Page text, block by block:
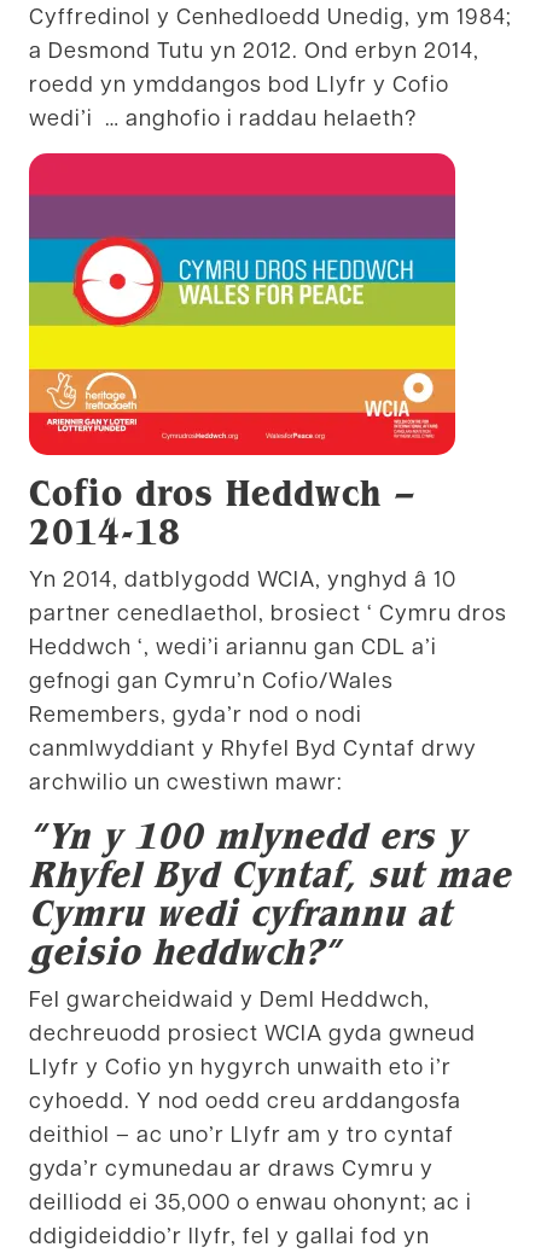
Cyffredinol y Cenhedloedd Unedig, ym 1984;
a Desmond Tutu yn 2012. Ond erbyn 2014,
roedd yn ymddangos bod Llyfr y Cofio
wedi’i … anghofio i raddau helaeth?
Cofio dros Heddwch –
2014-18
Yn 2014, datblygodd WCIA, ynghyd â 10
partner cenedlaethol, brosiect ‘ Cymru dros
Heddwch ‘, wedi’i ariannu gan CDL a’i
gefnogi gan Cymru’n Cofio/Wales
Remembers, gyda’r nod o nodi
canmlwyddiant y Rhyfel Byd Cyntaf drwy
archwilio un cwestiwn mawr:
“Yn y 100 mlynedd ers y
Rhyfel Byd Cyntaf, sut mae
Cymru wedi cyfrannu at
geisio heddwch?”
Fel gwarcheidwaid y Deml Heddwch,
dechreuodd prosiect WCIA gyda gwneud
Llyfr y Cofio yn hygyrch unwaith eto i’r
cyhoedd. Y nod oedd creu arddangosfa
deithiol – ac uno’r Llyfr am y tro cyntaf
gyda’r cymunedau ar draws Cymru y
deilliodd ei 35,000 o enwau ohonynt; ac i
ddigideiddio’r llyfr, fel y gallai fod yn